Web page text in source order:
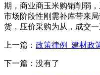
期，商业商玉米购销削弱
市场阶段性刚需补库带来
货，压价采购为从，成交一
上一篇： 政策律例_建材政
下一篇：没有了